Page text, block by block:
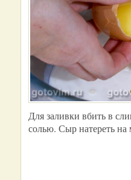
Для заливки вбить в
солью. Сыр натереть на